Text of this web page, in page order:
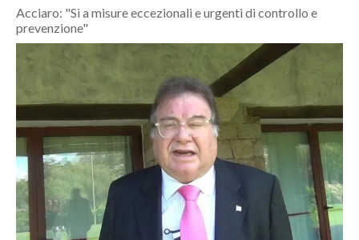
MONDO
LAVORO
BANDI
SPORT IN SARDEGNA
Acciaro: "Sì a misure eccezionali e urgenti di controllo e
prevenzione"